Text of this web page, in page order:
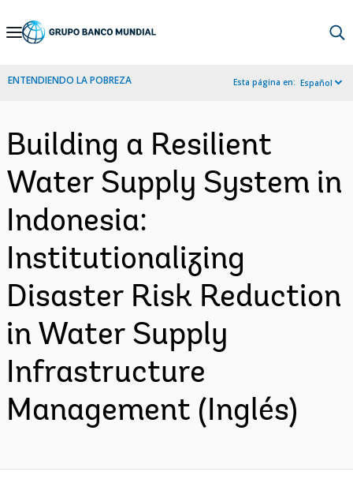
Skip
Navigation
ENTENDIENDO LA POBREZA Esta página en: Español
Building a Resilient
Water Supply System in
Indonesia:
Institutionalizing
Disaster Risk Reduction
in Water Supply
Infrastructure
Management (Inglés)